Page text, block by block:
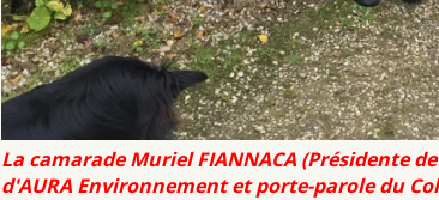
La camarade Muriel FIANNACA (Présidente
d'AURA Environnement et porte-parole du